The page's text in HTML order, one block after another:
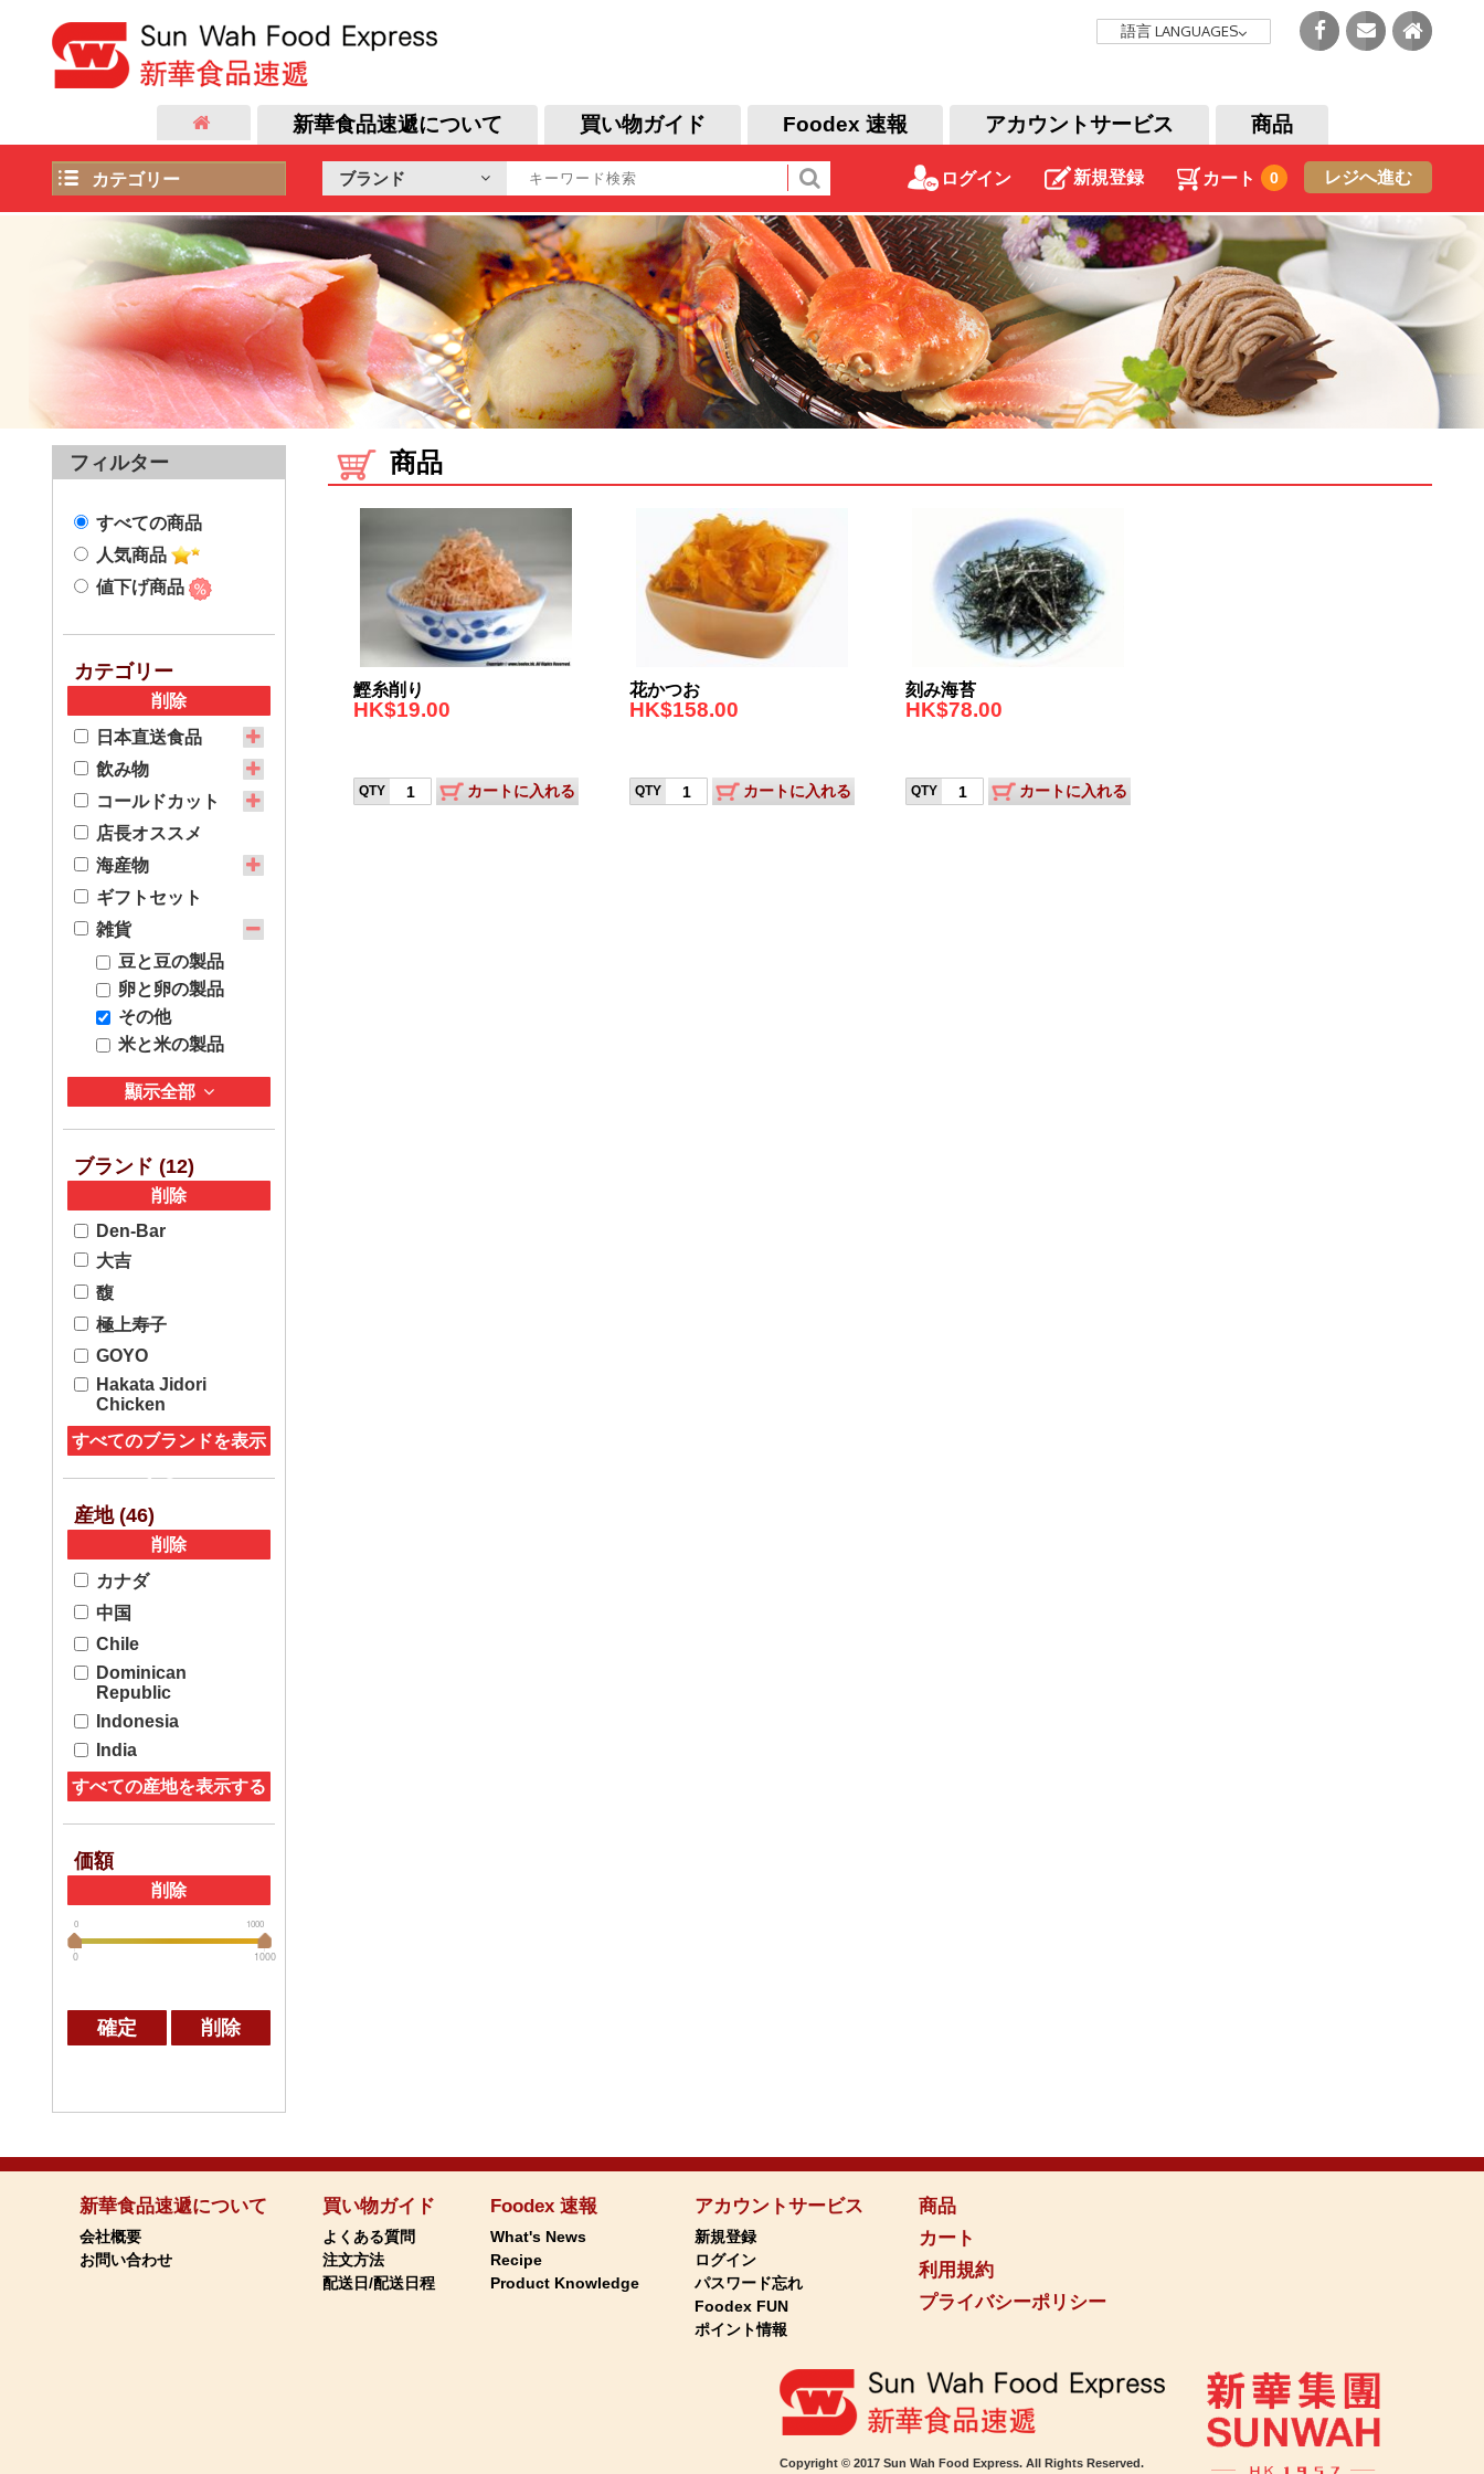
語言LANGUAGES
新華食品速遞について 買い物ガイド Foodex 速報 アカウントサービス 商品
カテゴリー
日本直送食品
飲み物
コールドカット
店長オススメ
海産物
ギフトセット
雑貨
肉類
自社ブランド
加工食品
日本産スナックやデザート
季節に限る商品
調味料とソース
寿司と刺身の材料蛎
ブランド ログイン 新規登録 カート 0 レジへ進む
フィルター
すべての商品
人気商品
値下げ商品
カテゴリー
削除
日本直送食品
飲み物
コールドカット
店長オススメ
海産物
ギフトセット
雑貨
豆と豆の製品
卵と卵の製品
その他
米と米の製品
顯示全部
ブランド (12)
削除
Den-Bar
大吉
馥
極上寿子
GOYO
Hakata Jidori
Chicken
すべてのブランドを表示
産地 (46)
削除
カナダ
中国
Chile
Dominican
Republic
Indonesia
India
すべての産地を表示する
価額
削除
0 1000
0 1000
確定 削除
商品
鰹糸削り
HK$19.00
QTY カートに入れる
花かつお
HK$158.00
QTY カートに入れる
刻み海苔
HK$78.00
QTY カートに入れる
新華食品速遞について
会社概要
お問い合わせ
買い物ガイド
よくある質問
注文方法
配送日/配送日程
Foodex 速報
What's News
Recipe
Product Knowledge
アカウントサービス
新規登録
ログイン
パスワード忘れ
Foodex FUN
ポイント情報
商品
カート
利用規約
プライバシーポリシー
Copyright © 2017 Sun Wah Food Express. All Rights Reserved.